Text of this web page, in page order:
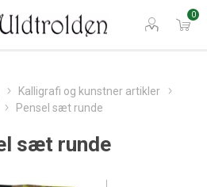
0
Kalligrafi og kunstner artikler
Pensel sæt runde
sæt runde